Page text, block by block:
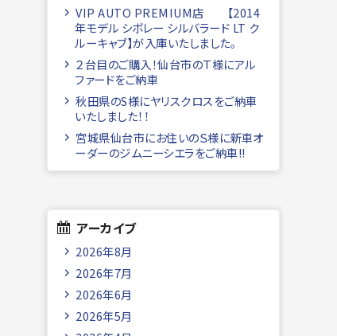
VIP AUTO PREMIUM店 【2014
年モデル シボレー シルバラード LT ク
ルーキャブ】が入庫いたしました。
２台目のご購入！仙台市のＴ様にアル
ファードをご納車
秋田県のS様にヤリスクロスをご納車
いたしました！！
宮城県仙台市にお住いのＳ様に新車オ
ーダーのジムニーシエラをご納車!!
アーカイブ
2026年8月
2026年7月
2026年6月
2026年5月